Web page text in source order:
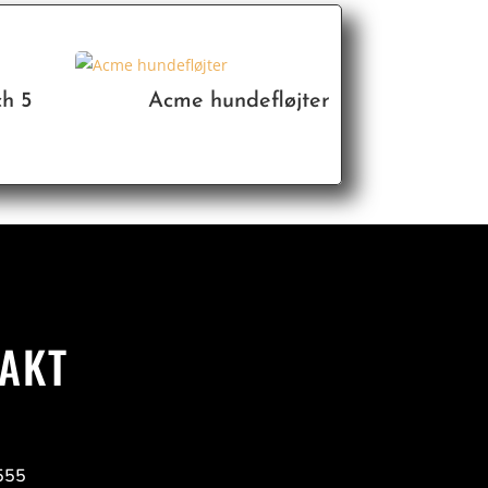
5 Acme hundefløjter